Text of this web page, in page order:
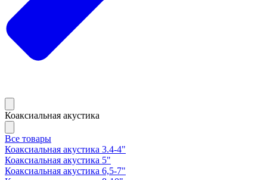
Коаксиальная акустика
Все товары
Коаксиальная акустика 3.4-4"
Коаксиальная акустика 5"
Коаксиальная акустика 6,5-7"